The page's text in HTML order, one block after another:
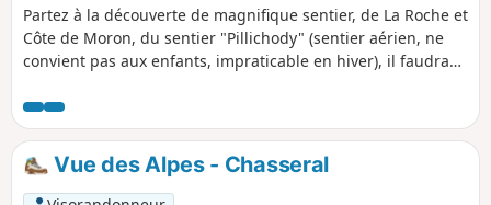
Partez à la découverte de magnifique sentier, de La Roche et
Côte de Moron, du sentier "Pillichody" (sentier aérien, ne
convient pas aux enfants, impraticable en hiver), il faudra
des câbles sont là pour sécuriser les passages délicats. La
Tour Jurgensen, qui est souvent ouverte, est présente sur le
parcours. Il y a une vue panoramique sur Villers-le-Lac, Les
Brenets et la vallée. Ne pas faire cette rando par temps
pluvieux.
Vue des Alpes - Chasseral